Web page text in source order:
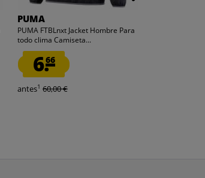
PUMA
PUMA FTBLnxt Jacket Hombre Para
todo clima Camiseta...
6.66
antes1 60,00 €